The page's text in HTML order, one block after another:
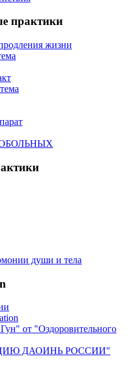
практики
жизни
души и тела
от "Оздоровительного
ДАОИНЬ РОССИИ"